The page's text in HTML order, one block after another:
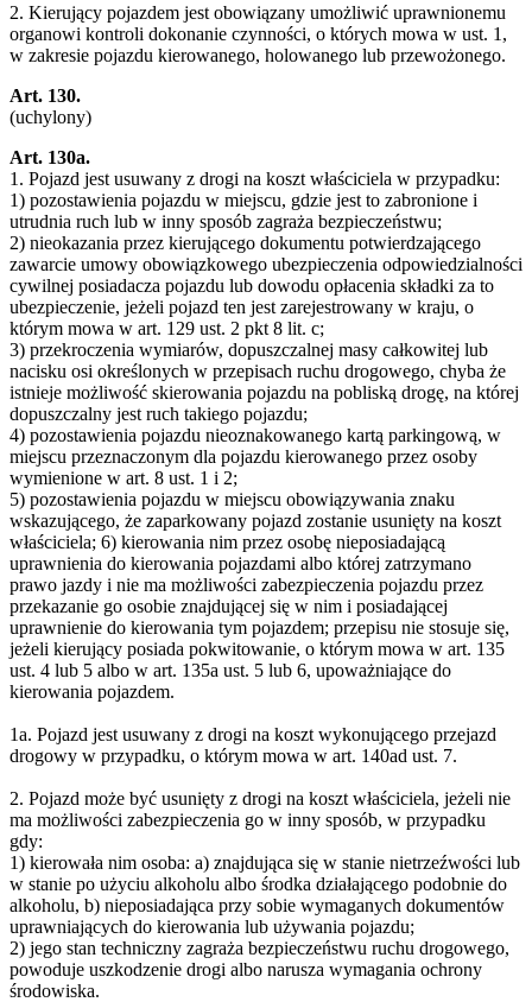
2. Kierujący pojazdem jest obowiązany umożliwić uprawnionemu
organowi kontroli dokonanie czynności, o których mowa w ust. 1,
w zakresie pojazdu kierowanego, holowanego lub przewożonego.
Art. 130.
(uchylony)
Art. 130a.
1. Pojazd jest usuwany z drogi na koszt właściciela w przypadku:
1) pozostawienia pojazdu w miejscu, gdzie jest to zabronione i
utrudnia ruch lub w inny sposób zagraża bezpieczeństwu;
2) nieokazania przez kierującego dokumentu potwierdzającego
zawarcie umowy obowiązkowego ubezpieczenia odpowiedzialności
cywilnej posiadacza pojazdu lub dowodu opłacenia składki za to
ubezpieczenie, jeżeli pojazd ten jest zarejestrowany w kraju, o
którym mowa w art. 129 ust. 2 pkt 8 lit. c;
3) przekroczenia wymiarów, dopuszczalnej masy całkowitej lub
nacisku osi określonych w przepisach ruchu drogowego, chyba że
istnieje możliwość skierowania pojazdu na pobliską drogę, na której
dopuszczalny jest ruch takiego pojazdu;
4) pozostawienia pojazdu nieoznakowanego kartą parkingową, w
miejscu przeznaczonym dla pojazdu kierowanego przez osoby
wymienione w art. 8 ust. 1 i 2;
5) pozostawienia pojazdu w miejscu obowiązywania znaku
wskazującego, że zaparkowany pojazd zostanie usunięty na koszt
właściciela; 6) kierowania nim przez osobę nieposiadającą
uprawnienia do kierowania pojazdami albo której zatrzymano
prawo jazdy i nie ma możliwości zabezpieczenia pojazdu przez
przekazanie go osobie znajdującej się w nim i posiadającej
uprawnienie do kierowania tym pojazdem; przepisu nie stosuje się,
jeżeli kierujący posiada pokwitowanie, o którym mowa w art. 135
ust. 4 lub 5 albo w art. 135a ust. 5 lub 6, upoważniające do
kierowania pojazdem.
1a. Pojazd jest usuwany z drogi na koszt wykonującego przejazd
drogowy w przypadku, o którym mowa w art. 140ad ust. 7.
2. Pojazd może być usunięty z drogi na koszt właściciela, jeżeli nie
ma możliwości zabezpieczenia go w inny sposób, w przypadku
gdy:
1) kierowała nim osoba: a) znajdująca się w stanie nietrzeźwości lub
w stanie po użyciu alkoholu albo środka działającego podobnie do
alkoholu, b) nieposiadająca przy sobie wymaganych dokumentów
uprawniających do kierowania lub używania pojazdu;
2) jego stan techniczny zagraża bezpieczeństwu ruchu drogowego,
powoduje uszkodzenie drogi albo narusza wymagania ochrony
środowiska.